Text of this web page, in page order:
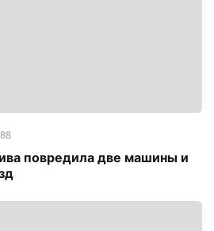
повредила две машины и